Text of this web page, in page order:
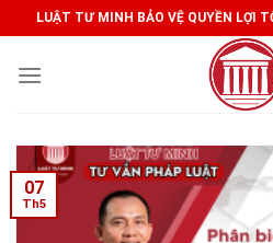
to
content
LUẬT TƯ MINH BẢO VỆ QUYỀN LỢI
07
Th5